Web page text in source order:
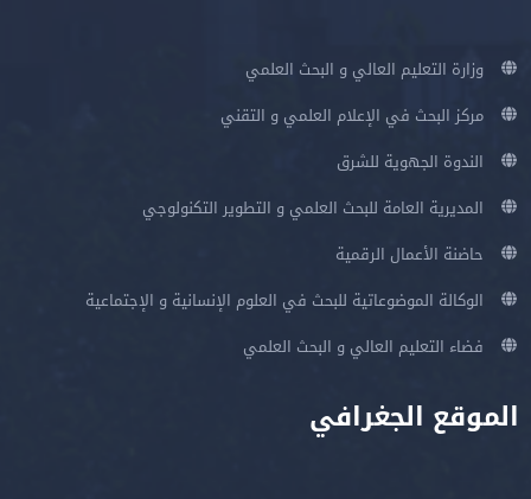
وزارة التعليم العالي و البحث العلمي
مركز البحث في الإعلام العلمي و التقني
الندوة الجهوية للشرق
المديرية العامة للبحث العلمي و التطوير التكنولوجي
حاضنة الأعمال الرقمية
الوكالة الموضوعاتية للبحث في العلوم الإنسانية و الإجتماعية
فضاء التعليم العالي و البحث العلمي
الموقع الجغرافي